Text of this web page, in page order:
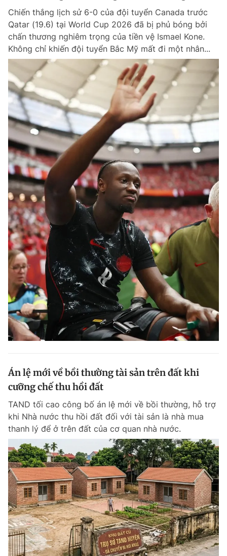
Chiến thắng lịch sử 6-0 của đội tuyển Canada trước
Qatar (19.6) tại World Cup 2026 đã bị phủ bóng bởi
chấn thương nghiêm trọng của tiền vệ Ismael Kone.
Không chỉ khiến đội tuyển Bắc Mỹ mất đi một nhân...
Án lệ mới về bồi thường tài sản trên đất khi
cưỡng chế thu hồi đất
TAND tối cao công bố án lệ mới về bồi thường, hỗ trợ
khi Nhà nước thu hồi đất đối với tài sản là nhà mua
thanh lý để ở trên đất của cơ quan nhà nước.